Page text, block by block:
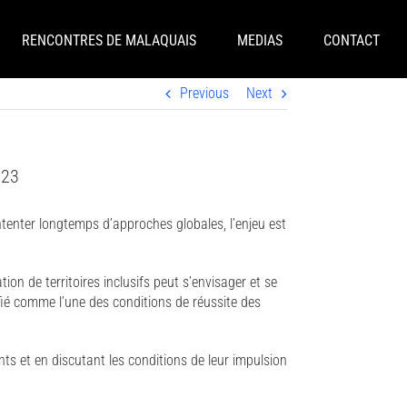
RENCONTRES DE MALAQUAIS MEDIAS CONTACT
Previous Next
longtemps d’approches globales, l’enjeu est
de territoires inclusifs peut s’envisager et se
comme l’une des conditions de réussite des
et en discutant les conditions de leur impulsion